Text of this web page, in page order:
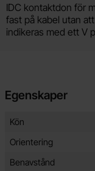
IDC kontaktdon för
fast på kabel utan
indikeras med ett V
Egenskaper
Egenskaper/attribut för
Attribut
Kön
Orientering
Benavstånd